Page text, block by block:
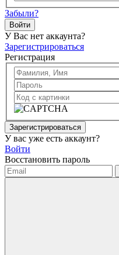
Забыли?
Войти
У Вас нет аккаунта?
Зарегистрироваться
Регистрация
Зарегистрироваться
У вас уже есть аккаунт?
Войти
Восстановить пароль